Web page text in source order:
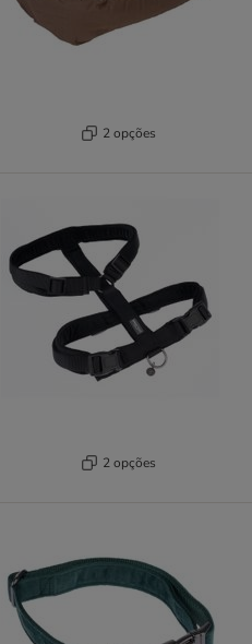
2 opções
2 opções